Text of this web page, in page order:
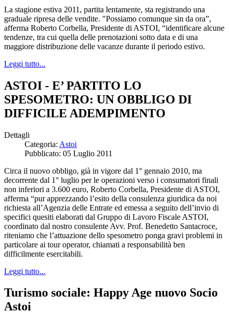
La stagione estiva 2011, partita lentamente, sta registrando una
graduale ripresa delle vendite. "Possiamo comunque sin da ora”,
afferma Roberto Corbella, Presidente di ASTOI, “identificare alcune
tendenze, tra cui quella delle prenotazioni sotto data e di una
maggiore distribuzione delle vacanze durante il periodo estivo.
Leggi tutto...
ASTOI - E’ PARTITO LO
SPESOMETRO: UN OBBLIGO DI
DIFFICILE ADEMPIMENTO
Dettagli
Categoria: Astoi
Pubblicato: 05 Luglio 2011
Circa il nuovo obbligo, già in vigore dal 1° gennaio 2010, ma
decorrente dal 1° luglio per le operazioni verso i consumatori finali
non inferiori a 3.600 euro, Roberto Corbella, Presidente di ASTOI,
afferma “pur apprezzando l’esito della consulenza giuridica da noi
richiesta all’Agenzia delle Entrate ed emessa a seguito dell’invio di
specifici quesiti elaborati dal Gruppo di Lavoro Fiscale ASTOI,
coordinato dal nostro consulente Avv. Prof. Benedetto Santacroce,
riteniamo che l’attuazione dello spesometro ponga gravi problemi in
particolare ai tour operator, chiamati a responsabilità ben
difficilmente esercitabili.
Leggi tutto...
Turismo sociale: Happy Age nuovo Socio
Astoi